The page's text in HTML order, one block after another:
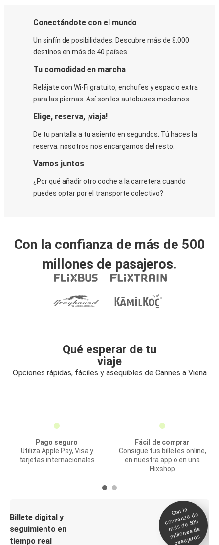
Conectándote con el mundo
Un sinfín de posibilidades. Descubre más de 8.000
destinos en más de 40 países.
Tu comodidad en marcha
Relájate con Wi-Fi gratuito, enchufes y espacio extra
para las piernas. Así son los autobuses modernos.
Elige, reserva, ¡viaja!
De tu pantalla a tu asiento en segundos. Tú haces la
reserva, nosotros nos encargamos del resto.
Vamos juntos
¿Por qué añadir otro coche a la carretera cuando
puedes optar por el transporte colectivo?
Con la confianza de más de 500
millones de pasajeros.
Qué esperar de tu
viaje
Opciones rápidas, fáciles y asequibles de Cannes a Viena
Pago seguro
Utiliza Apple Pay, Visa y
tarjetas internacionales
Fácil de comprar
Consigue tus billetes online,
en nuestra app o en una
Flixshop
Billete digital y
seguimiento en
tiempo real
Con la
confianza de
más de 500
millones de
pasajeros